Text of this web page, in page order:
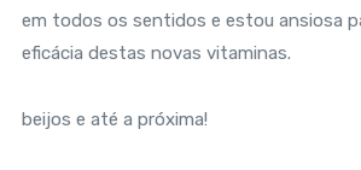
em todos os sentidos e estou ansiosa
eficácia destas novas vitaminas.
beijos e até a próxima!